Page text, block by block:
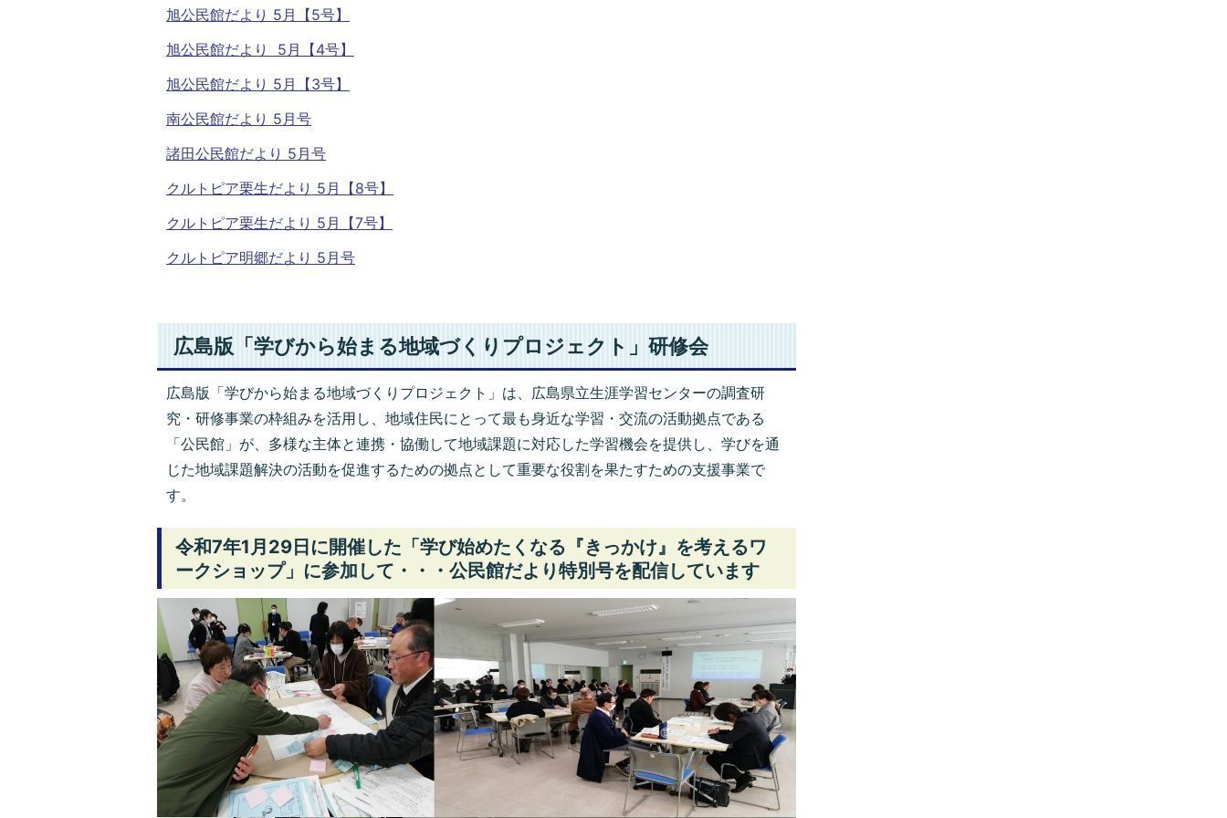
旭公民館だより 5月【5号】
旭公民館だより 5月【4号】
旭公民館だより 5月【3号】
南公民館だより 5月号
諸田公民館だより 5月号
クルトピア栗生だより 5月【8号】
クルトピア栗生だより 5月【7号】
クルトピア明郷だより 5月号
広島版「学びから始まる地域づくりプロジェクト」研修会
広島版「学びから始まる地域づくりプロジェクト」は、広島県立生涯学習センターの調査研
究・研修事業の枠組みを活用し、地域住民にとって最も身近な学習・交流の活動拠点である
「公民館」が、多様な主体と連携・協働して地域課題に対応した学習機会を提供し、学びを通
じた地域課題解決の活動を促進するための拠点として重要な役割を果たすための支援事業で
す。
令和7年1月29日に開催した「学び始めたくなる『きっかけ』を考えるワ
ークショップ」に参加して・・・公民館だより特別号を配信しています